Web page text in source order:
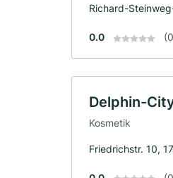
Richard-
0.0
Delphin-
Kosmetik
Friedrichstr. 10,